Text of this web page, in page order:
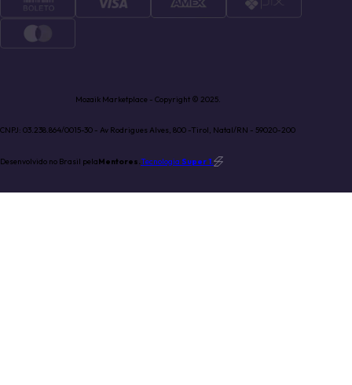
Mozaik Marketplace - Copyright © 2025.
CNPJ: 03.238.864/0015-30 - Av Rodrigues Alves, 800 -Tirol, Natal/RN - 59020-200
Desenvolvido no Brasil pelaMentores.Tecnologia Super 1.